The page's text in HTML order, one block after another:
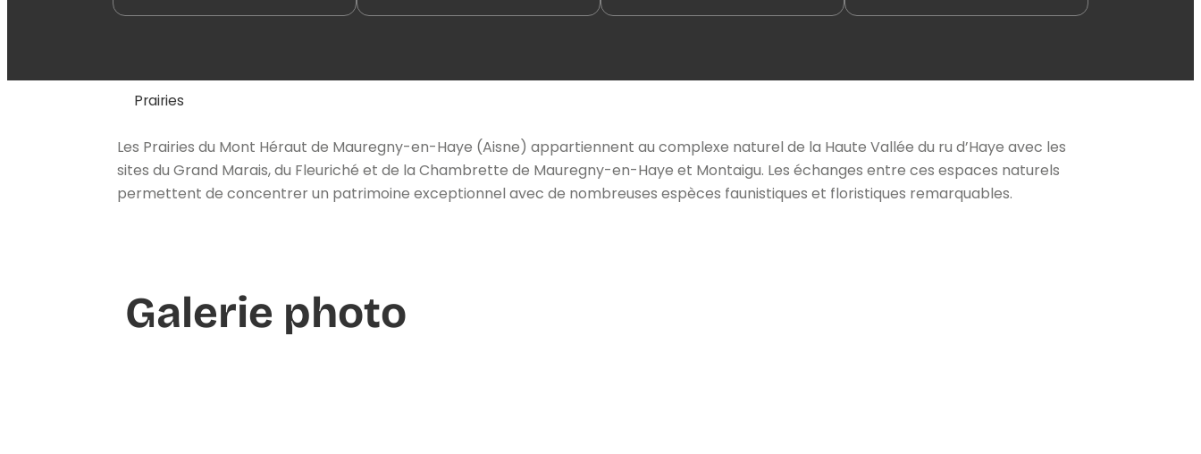
Prairies
Les Prairies du Mont Héraut de Mauregny-en-Haye (Aisne) appartiennent au complexe naturel de la Haute Vallée du ru d’Haye avec les
sites du Grand Marais, du Fleuriché et de la Chambrette de Mauregny-en-Haye et Montaigu. Les échanges entre ces espaces naturels
permettent de concentrer un patrimoine exceptionnel avec de nombreuses espèces faunistiques et floristiques remarquables.
Galerie photo